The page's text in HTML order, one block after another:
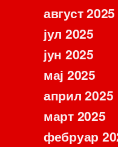
август 2025
јул 2025
јун 2025
мај 2025
април 2025
март 2025
фебруар